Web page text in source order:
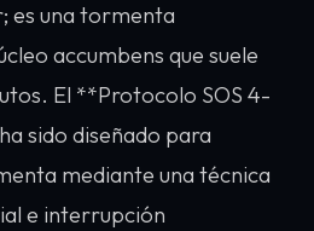
es una tormenta
accumbens que suele
El **Protocolo SOS 4-
sido diseñado para
mediante una técnica
e interrupción